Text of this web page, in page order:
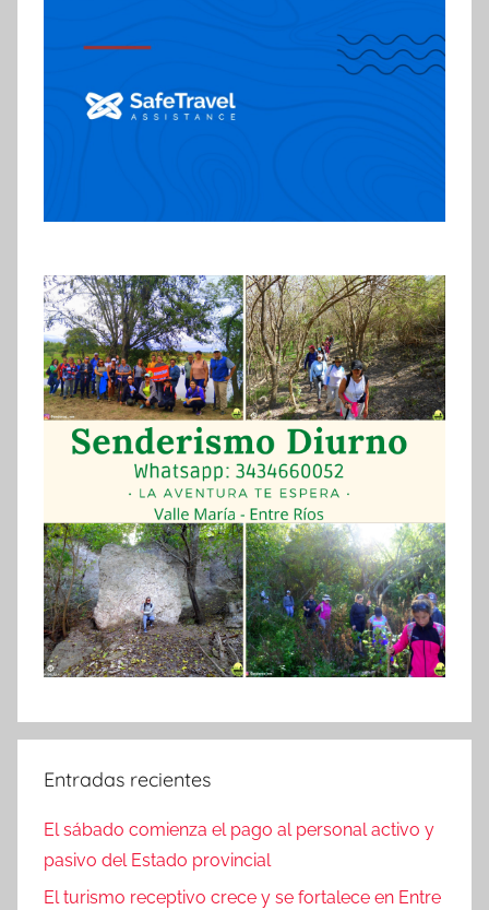
Entradas recientes
El sábado comienza el pago al personal activo y
pasivo del Estado provincial
El turismo receptivo crece y se fortalece en Entre